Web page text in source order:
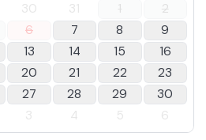
30 31 1
2
6 7 8
9
13 14 15
16
20 21 22
23
27 28 29
30
3 4 5 6